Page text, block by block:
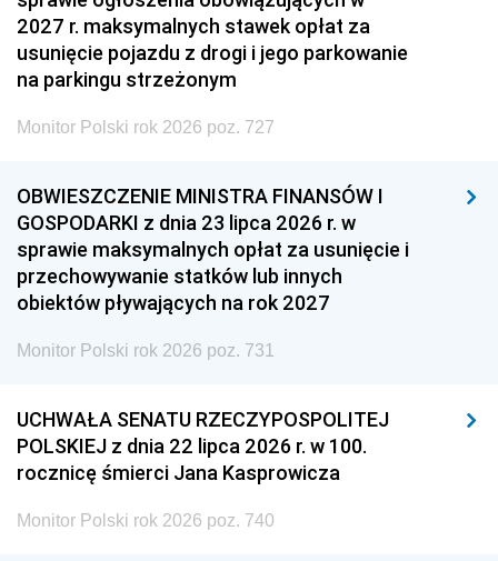
2027 r. maksymalnych stawek opłat za
usunięcie pojazdu z drogi i jego parkowanie
na parkingu strzeżonym
Monitor Polski rok 2026 poz. 727
OBWIESZCZENIE MINISTRA FINANSÓW I
GOSPODARKI z dnia 23 lipca 2026 r. w
sprawie maksymalnych opłat za usunięcie i
przechowywanie statków lub innych
obiektów pływających na rok 2027
Monitor Polski rok 2026 poz. 731
UCHWAŁA SENATU RZECZYPOSPOLITEJ
POLSKIEJ z dnia 22 lipca 2026 r. w 100.
rocznicę śmierci Jana Kasprowicza
Monitor Polski rok 2026 poz. 740